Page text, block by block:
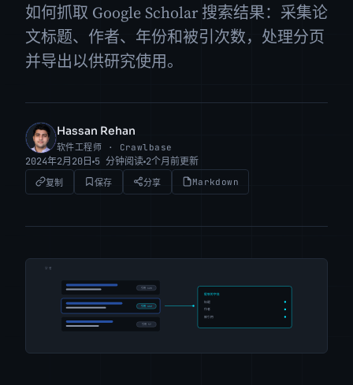
如何抓取 Google Scholar 搜索结果：采集论
文标题、作者、年份和被引次数，处理分页
并导出以供研究使用。
HR
Hassan Rehan
软件工程师 · Crawlbase
2024年2月20日 5 分钟阅读 2个月前更新
复制 保存 分享 Markdown